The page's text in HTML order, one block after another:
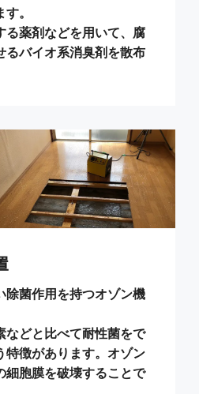
。
る薬剤などを用いて、腐
るバイオ系消臭剤を散布
除菌作用を持つオゾン機
などと比べて耐性菌をで
特徴があります。オゾン
細胞膜を破壊することで